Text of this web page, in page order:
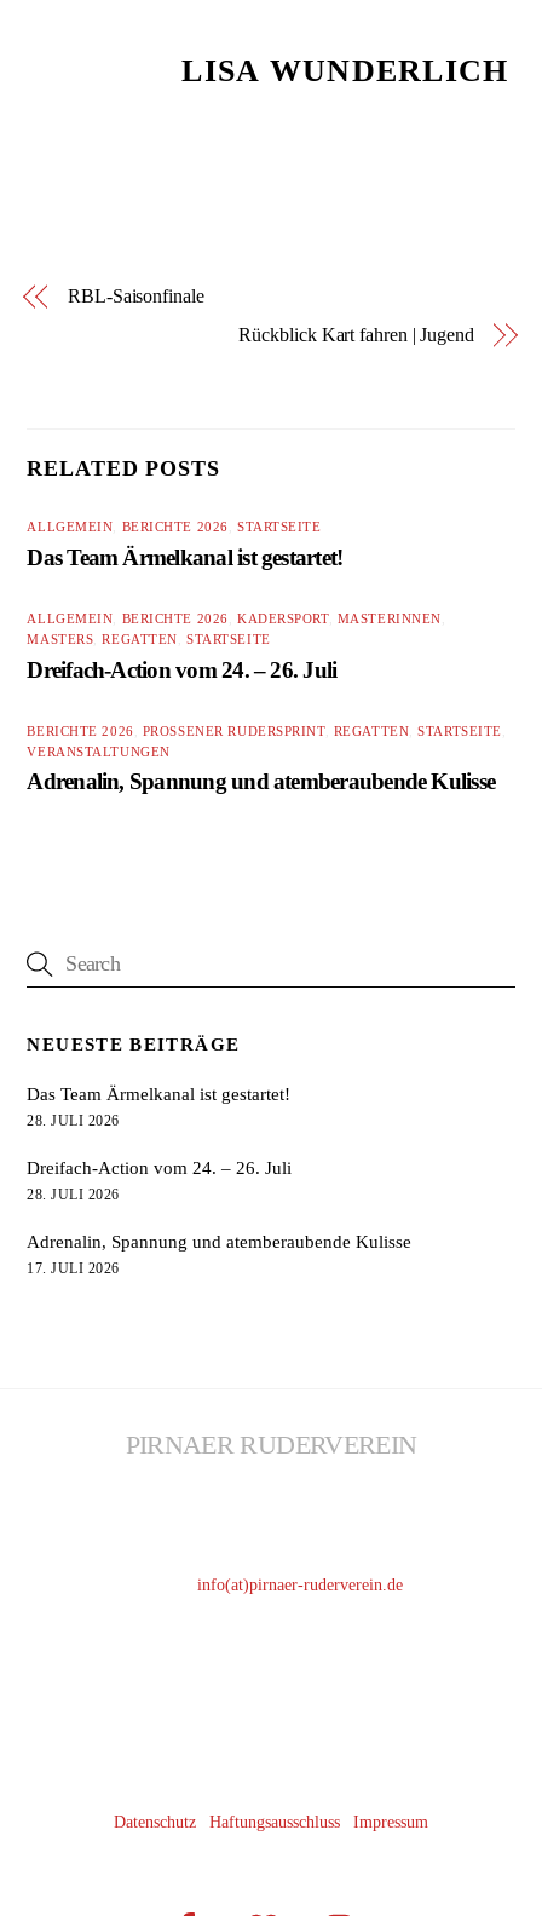
LISA WUNDERLICH
RBL-Saisonfinale
Rückblick Kart fahren | Jugend
RELATED POSTS
ALLGEMEIN BERICHTE 2026 STARTSEITE
Das Team Ärmelkanal ist gestartet!
ALLGEMEIN BERICHTE 2026 KADERSPORT, MASTERINNEN
MASTERS ,REGATTEN ,STARTSEITE
Dreifach-Action vom 24. – 26. Juli
BERICHTE 2026 PROSSENER RUDERSPRINT, REGATTEN ,STARTSEITE
VERANSTALTUNGEN
Adrenalin, Spannung und atemberaubende Kulisse
NEUESTE BEITRÄGE
Das Team Ärmelkanal ist gestartet!
28. JULI 2026
Dreifach-Action vom 24. – 26. Juli
28. JULI 2026
Adrenalin, Spannung und atemberaubende Kulisse
17. JULI 2026
PIRNAER RUDERVEREIN
info(at)pirnaer-ruderverein.de
Datenschutz Haftungsausschluss Impressum